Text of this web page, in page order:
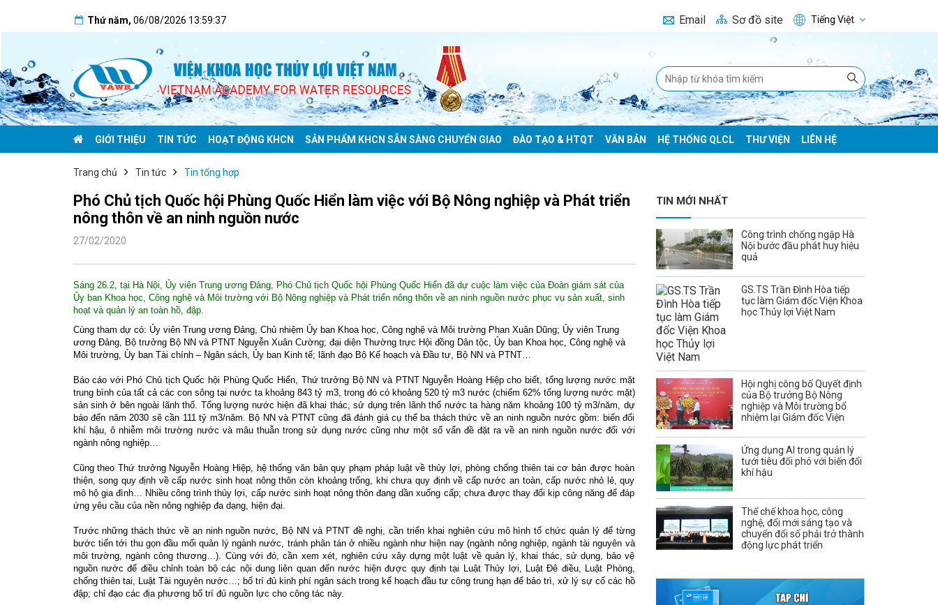
Thứ năm, 06/08/2026 13:59:38 Email Sơ đồ site Tiếng Việt
GIỚI THIỆU TIN TỨC HOẠT ĐỘNG KHCN SẢN PHẨM KHCN SẴN SÀNG CHUYỂN GIAO ĐÀO TẠO & HTQT VĂN BẢN HỆ THỐNG QLCL THƯ VIỆN LIÊN HỆ
Trang chủ Tin tức Tin tổng hợp
Phó Chủ tịch Quốc hội Phùng Quốc Hiển làm việc với Bộ Nông nghiệp và Phát triển
nông thôn về an ninh nguồn nước
27/02/2020
Sáng 26.2, tại Hà Nội, Ủy viên Trung ương Đảng, Phó Chủ tịch Quốc hội Phùng Quốc Hiển đã dự cuộc làm việc của Đoàn giám sát của
Ủy ban Khoa học, Công nghệ và Môi trường với Bộ Nông nghiệp và Phát triển nông thôn về an ninh nguồn nước phục vụ sản xuất, sinh
hoạt và quản lý an toàn hồ, đập.
Cùng tham dự có: Ủy viên Trung ương Đảng, Chủ nhiệm Ủy ban Khoa học, Công nghệ và Môi trường Phan Xuân Dũng; Ủy viên Trung
ương Đảng, Bộ trưởng Bộ NN và PTNT Nguyễn Xuân Cường; đại diện Thường trực Hội đồng Dân tộc, Ủy ban Khoa học, Công nghệ và
Môi trường, Ủy ban Tài chính – Ngân sách, Ủy ban Kinh tế; lãnh đạo Bộ Kế hoạch và Đầu tư, Bộ NN và PTNT…
Báo cáo với Phó Chủ tịch Quốc hội Phùng Quốc Hiển, Thứ trưởng Bộ NN và PTNT Nguyễn Hoàng Hiệp cho biết, tổng lượng nước mặt
trung bình của tất cả các con sông tại nước ta khoảng 843 tỷ m3, trong đó có khoảng 520 tỷ m3 nước (chiếm 62% tổng lượng nước mặt)
sản sinh ở bên ngoài lãnh thổ. Tổng lượng nước hiện đã khai thác, sử dụng trên lãnh thổ nước ta hàng năm khoảng 100 tỷ m3/năm, dự
báo đến năm 2030 sẽ cần 111 tỷ m3/năm. Bộ NN và PTNT cũng đã đánh giá cụ thể ba thách thức về an ninh nguồn nước gồm: biến đổi
khí hậu, ô nhiễm môi trường nước và mâu thuẫn trong sử dụng nước cũng như một số vấn đề đặt ra về an ninh nguồn nước đối với
ngành nông nghiệp…
Cũng theo Thứ trưởng Nguyễn Hoàng Hiệp, hệ thống văn bản quy phạm pháp luật về thủy lợi, phòng chống thiên tai cơ bản được hoàn
thiện, song quy định về cấp nước sinh hoạt nông thôn còn khoảng trống, khi chưa quy định về cấp nước an toàn, cấp nước nhỏ lẻ, quy
mô hộ gia đình… Nhiều công trình thủy lợi, cấp nước sinh hoạt nông thôn đang dần xuống cấp; chưa được thay đổi kịp công năng để đáp
ứng yêu cầu của nền nông nghiệp đa dạng, hiện đại.
Trước những thách thức về an ninh nguồn nước, Bộ NN và PTNT đề nghị, cần triển khai nghiên cứu mô hình tổ chức quản lý để từng
bước tiến tới thu gọn đầu mối quản lý ngành nước, tránh phân tán ở nhiều ngành như hiện nay (ngành nông nghiệp, ngành tài nguyên và
môi trường, ngành công thương…). Cùng với đó, cần xem xét, nghiên cứu xây dựng một luật về quản lý, khai thác, sử dụng, bảo vệ
nguồn nước để điều chỉnh toàn bộ các nội dung liên quan đến nước hiện được quy định tại Luật Thủy lợi, Luật Đê điều, Luật Phòng,
chống thiên tai, Luật Tài nguyên nước…; bố trí đủ kinh phí ngân sách trong kế hoạch đầu tư công trung hạn để bảo trì, xử lý sự cố các hồ
đập; chỉ đạo các địa phương bố trí đủ nguồn lực cho công tác này.
TIN MỚI NHẤT
Công trình chống ngập Hà
Nội bước đầu phát huy hiệu
quả
GS.TS Trần Đình Hòa tiếp
tục làm Giám đốc Viện Khoa
học Thủy lợi Việt Nam
Hội nghị công bố Quyết định
của Bộ trưởng Bộ Nông
nghiệp và Môi trường bổ
nhiệm lại Giám đốc Viện
Ứng dụng AI trong quản lý
tưới tiêu đối phó với biến đổi
khí hậu
Thể chế khoa học, công
nghệ, đổi mới sáng tạo và
chuyển đổi số phải trở thành
động lực phát triển